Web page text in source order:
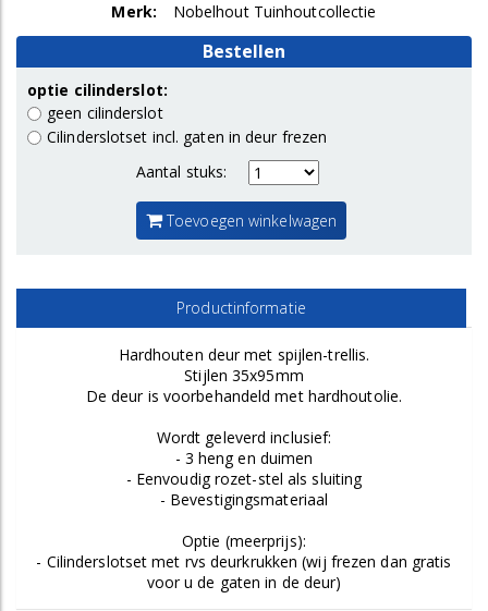
Merk:
Nobelhout Tuinhoutcollectie
Bestellen
optie cilinderslot:
geen cilinderslot
Cilinderslotset incl. gaten in deur frezen
Aantal stuks:
Toevoegen winkelwagen
Productinformatie
Hardhouten deur met spijlen-trellis.
Stijlen 35x95mm
De deur is voorbehandeld met hardhoutolie.
Wordt geleverd inclusief:
- 3 heng en duimen
- Eenvoudig rozet-stel als sluiting
- Bevestigingsmateriaal
Optie (meerprijs):
- Cilinderslotset met rvs deurkrukken (wij frezen dan gratis
voor u de gaten in de deur)